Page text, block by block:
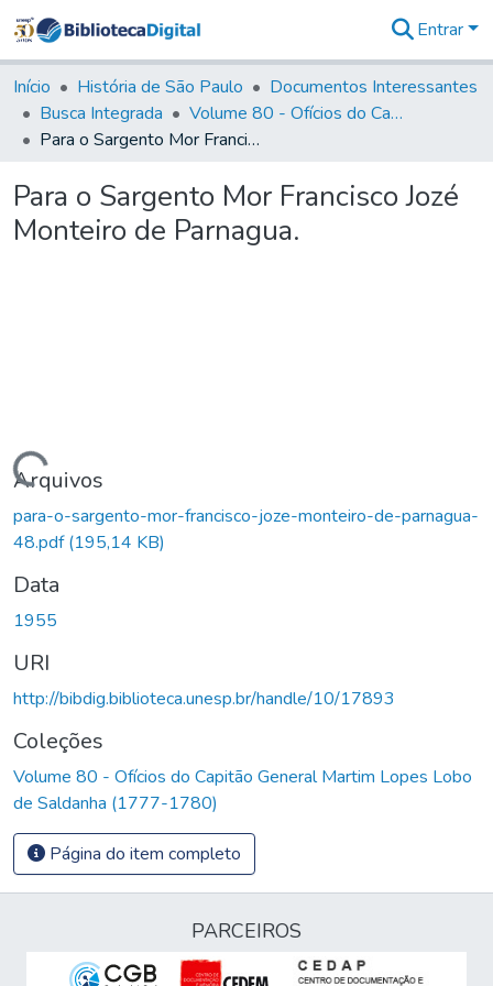
&
Coleções
Tudo na
Biblioteca
Estatísticas
Entrar
Início História de São Paulo
Documentos Interessantes
Busca Integrada
Volume 80 - Ofícios do Capitão General Martim Lopes Lobo de Saldanha (1777-1780)
Para o Sargento Mor Francisco Jozé Monteiro de Parnagua.
Para o Sargento Mor Francisco Jozé
Monteiro de Parnagua.
Carregando...
Arquivos
para-o-sargento-mor-francisco-joze-monteiro-de-parnagua-
48.pdf(195,14 KB)
Data
1955
URI
http://bibdig.biblioteca.unesp.br/handle/10/17893
Coleções
Volume 80 - Ofícios do Capitão General Martim Lopes Lobo
de Saldanha (1777-1780)
Página do item completo
PARCEIROS